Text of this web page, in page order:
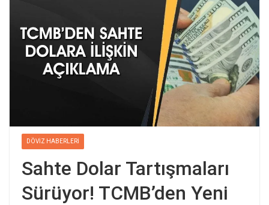
DÖVIZ HABERLERI
Sahte Dolar Tartışmaları
Sürüyor! TCMB’den Yeni